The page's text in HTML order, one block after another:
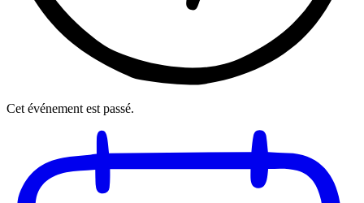
Cet événement est passé.